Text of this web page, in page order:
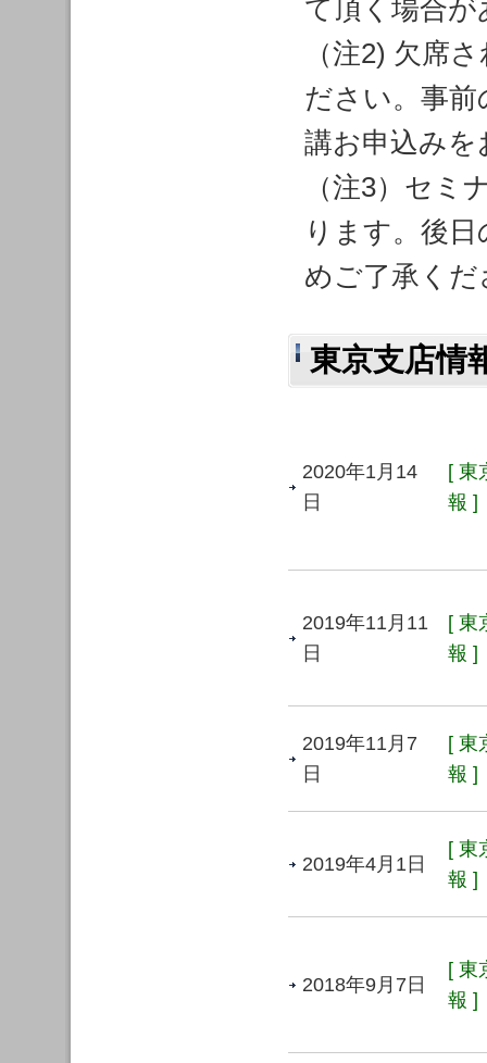
て頂く場合
（注2) 欠席
ださい。事
講お申込み
（注3）セミ
ります。後
めご了承くだ
東京支店情
2020年1月14
日
[ 東
報 ]
2019年11月11
日
[ 東
報 ]
2019年11月7
日
[ 東
報 ]
2019年4月1日
[ 東
報 ]
2018年9月7日
[ 東
報 ]